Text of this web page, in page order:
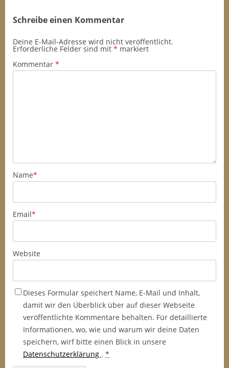
Schreibe einen Kommentar
Deine E-Mail-Adresse wird nicht veröffentlicht.
Erforderliche Felder sind mit * markiert
Kommentar *
Name*
Email*
Website
Dieses Formular speichert Name, E-Mail und Inhalt,
damit wir den Überblick über auf dieser Webseite
veröffentlichte Kommentare behalten. Für detaillierte
Informationen, wo, wie und warum wir deine Daten
speichern, wirf bitte einen Blick in unsere
Datenschutzerklärung . *